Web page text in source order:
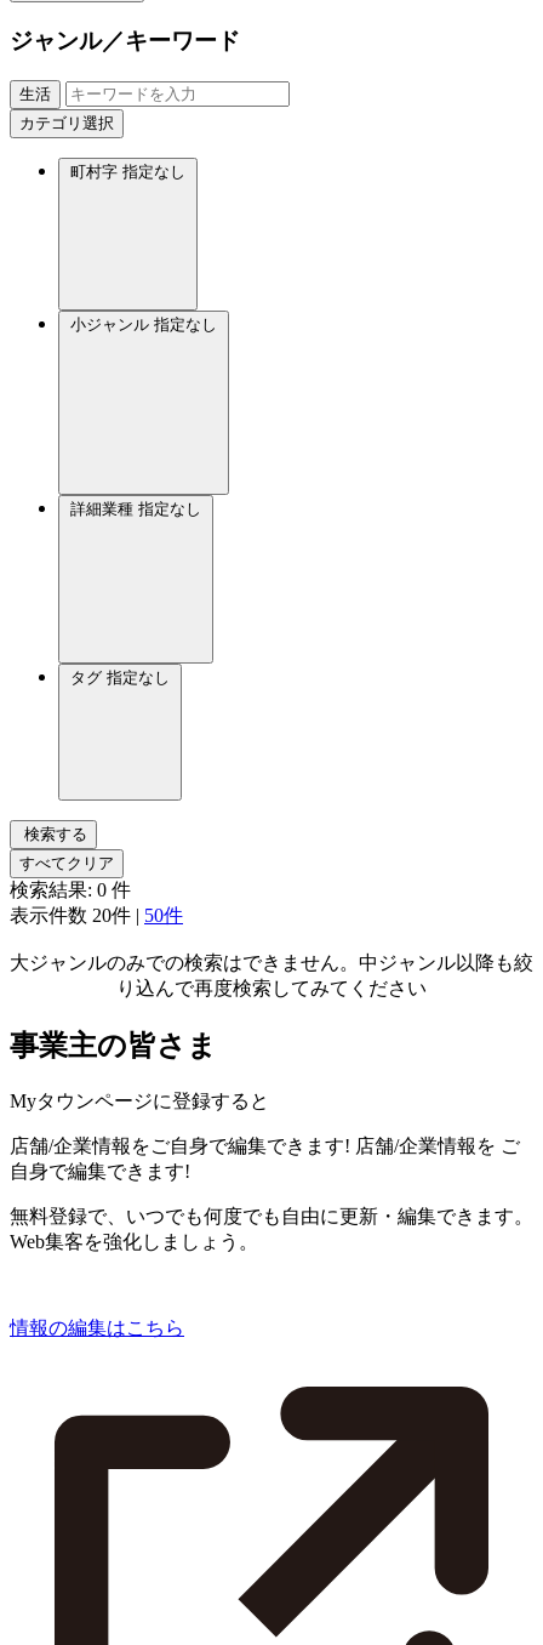
ジャンル／キーワード
生活
カテゴリ選択
町村字 指定なし
小ジャンル 指定なし
詳細業種 指定なし
タグ 指定なし
検索する
すべてクリア
検索結果: 0 件
表示件数 20件 | 50件
大ジャンルのみでの検索はできません。中ジャンル以降も絞
り込んで再度検索してみてください
事業主の皆さま
Myタウンページに登録すると
店舗/企業情報をご自身で編集できます! 店舗/企業情報を ご
自身で編集できます!
無料登録で、いつでも何度でも自由に更新・編集できます。
Web集客を強化しましょう。
情報の編集はこちら